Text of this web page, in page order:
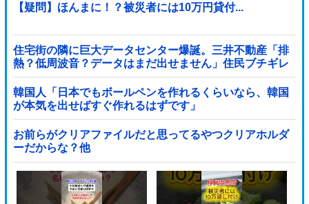
【疑問】ほんまに！？被災者には10万円貸付...
住宅街の隣に巨大データセンター爆誕。三井不動産「排
熱？低周波音？データはまだ出せません」住民ブチギレ
韓国人「日本でもボールペンを作れるくらいなら、韓国
が本気を出せばすぐ作れるはずです」
お前らがクリアファイルだと思ってるやつクリアホルダ
ーだからな？他